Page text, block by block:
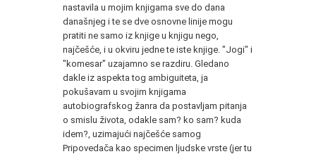
nastavila u mojim knjigama sve do dana
današnjeg i te se dve osnovne linije mogu
pratiti ne samo iz knjige u knjigu nego,
najčešće, i u okviru jedne te iste knjige. "Jogi" i
"komesar" uzajamno se razdiru. Gledano
dakle iz aspekta tog ambiguiteta, ja
pokušavam u svojim knjigama
autobiografskog žanra da postavljam pitanja
o smislu života, odakle sam? ko sam? kuda
idem?, uzimajući najčešće samog
Pripovedača kao specimen ljudske vrste (jer tu